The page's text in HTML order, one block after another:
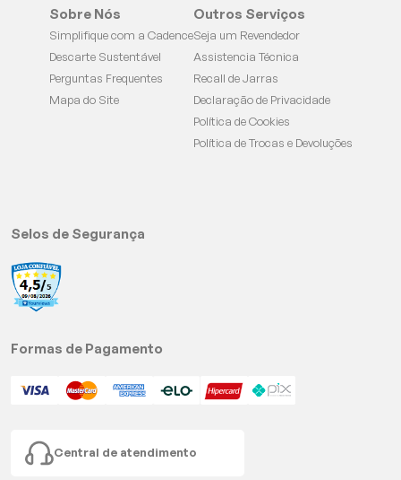
Sobre Nós
Simplifique com a Cadence
Descarte Sustentável
Perguntas Frequentes
Mapa do Site
Outros Serviços
Seja um Revendedor
Assistencia Técnica
Recall de Jarras
Declaração de Privacidade
Política de Cookies
Política de Trocas e Devoluções
Selos de Segurança
Formas de Pagamento
Central de atendimento